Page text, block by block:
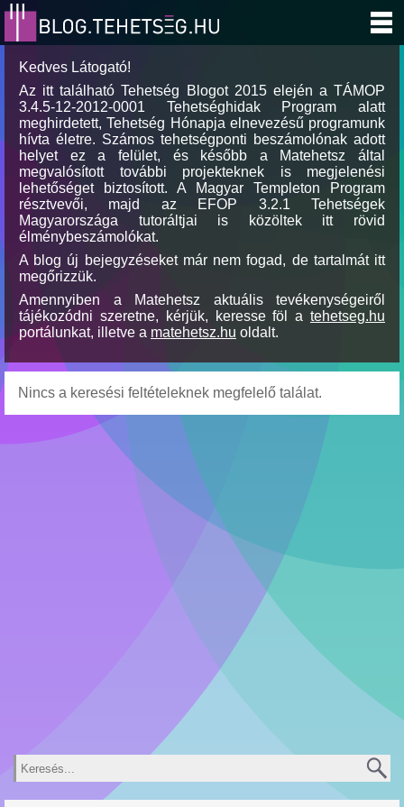
Kedves Látogató!
Az itt található Tehetség Blogot 2015 elején a TÁMOP
3.4.5-12-2012-0001 Tehetséghidak Program alatt
meghirdetett, Tehetség Hónapja elnevezésű programunk
hívta életre. Számos tehetségponti beszámolónak adott
helyet ez a felület, és később a Matehetsz által
megvalósított további projekteknek is megjelenési
lehetőséget biztosított. A Magyar Templeton Program
résztvevői, majd az EFOP 3.2.1 Tehetségek
Magyarországa tutoráltjai is közöltek itt rövid
élménybeszámolókat.
A blog új bejegyzéseket már nem fogad, de tartalmát itt
megőrizzük.
Amennyiben a Matehetsz aktuális tevékenységeiről
tájékozódni szeretne, kérjük, keresse föl a tehetseg.hu
portálunkat, illetve a matehetsz.hu oldalt.
Nincs a keresési feltételeknek megfelelő találat.
Keresés